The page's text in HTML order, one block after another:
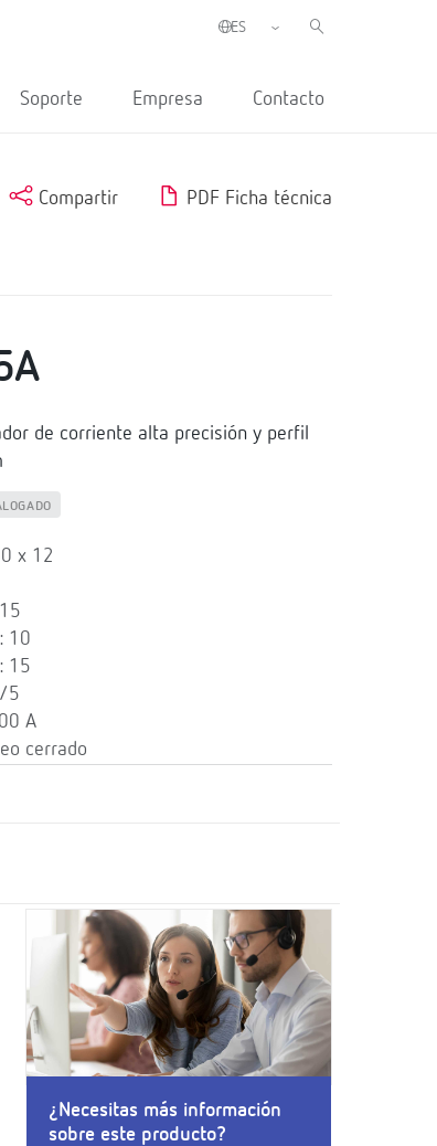
Soporte Empresa Contacto
Compartir PDF Ficha técnica
de corriente alta precisión y perfil
x 12
10
15
5
A
cerrado
¿Necesitas más información
sobre este producto?